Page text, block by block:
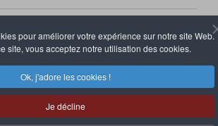
pour améliorer votre expérience sur notre site Web.
site, vous acceptez notre utilisation des cookies.
Ok, j'adore les cookies !
Je décline
Clics : 3446